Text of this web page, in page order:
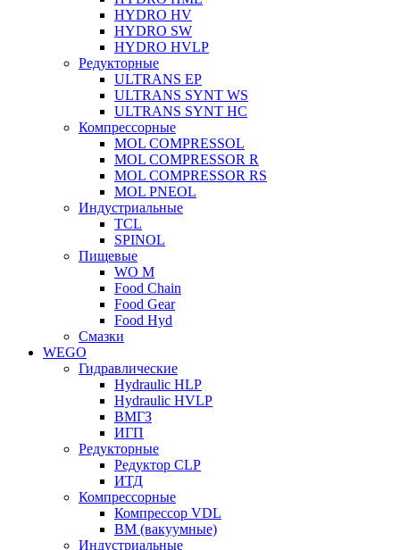
HYDRO HV
HYDRO SW
HYDRO HVLP
Редукторные
ULTRANS EP
ULTRANS SYNT WS
ULTRANS SYNT HC
Компрессорные
MOL COMPRESSOL
MOL COMPRESSOR R
MOL COMPRESSOR RS
MOL PNEOL
Индустриальные
TCL
SPINOL
Пищевые
WO M
Food Chain
Food Gear
Food Hyd
Смазки
WEGO
Гидравлические
Hydraulic HLP
Hydraulic HVLP
ВМГЗ
ИГП
Редукторные
Редуктор CLP
ИТД
Компрессорные
Компрессор VDL
ВМ (вакуумные)
Индустриальные